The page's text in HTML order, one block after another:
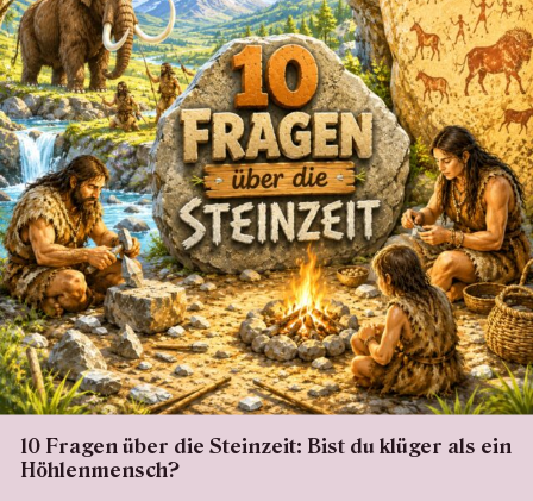
10 Fragen über die Steinzeit: Bist du klüger als ein
Höhlenmensch?